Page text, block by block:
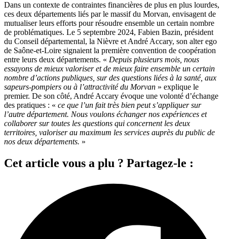
Dans un contexte de contraintes financières de plus en plus lourdes,
ces deux départements liés par le massif du Morvan, envisagent de
mutualiser leurs efforts pour résoudre ensemble un certain nombre
de problématiques. Le 5 septembre 2024, Fabien Bazin, président
du Conseil départemental, la Nièvre et André Accary, son alter ego
de Saône-et-Loire signaient la première convention de coopération
entre leurs deux départements. « Depuis plusieurs mois, nous
essayons de mieux valoriser et de mieux faire ensemble un certain
nombre d’actions publiques, sur des questions liées à la santé, aux
sapeurs-pompiers ou à l’attractivité du Morvan » explique le
premier. De son côté, André Accary évoque une volonté d’échange
des pratiques : « ce que l’un fait très bien peut s’appliquer sur
l’autre département. Nous voulons échanger nos expériences et
collaborer sur toutes les questions qui concernent les deux
territoires, valoriser au maximum les services auprès du public de
nos deux départements. »
Cet article vous a plu ? Partagez-le :